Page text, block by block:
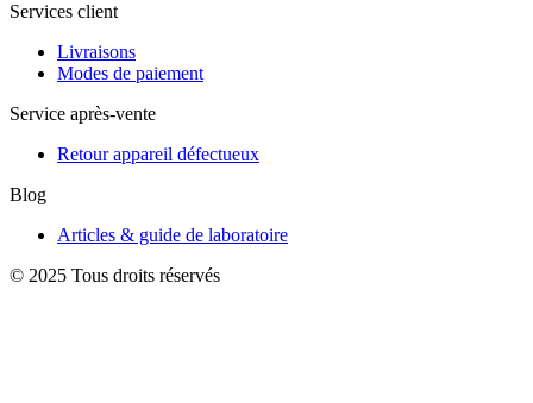
Services client
Livraisons
Modes de paiement
Service après-vente
Retour appareil défectueux
Blog
Articles & guide de laboratoire
© 2025 Tous droits réservés